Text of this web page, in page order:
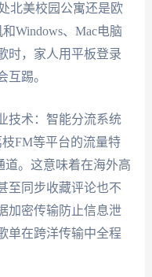
北美校园公寓还是欧
Windows、Mac电脑
时，家人用平板登录
互踢。
技术：智能分流系统
FM等平台的流量特
道。这意味着在海外高
至同步收藏评论也不
加密传输防止信息泄
单在跨洋传输中全程